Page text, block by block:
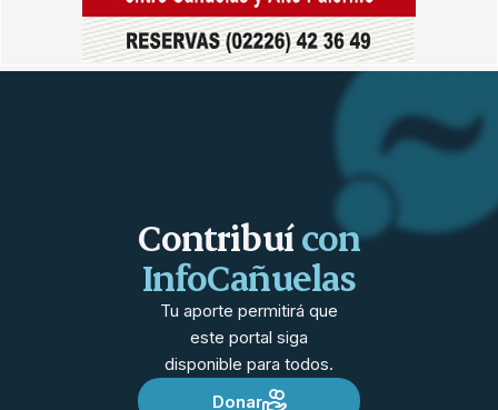
Contribuícon
InfoCañuelas
Tu aporte permitirá que
este portal siga
disponible para todos.
Donar